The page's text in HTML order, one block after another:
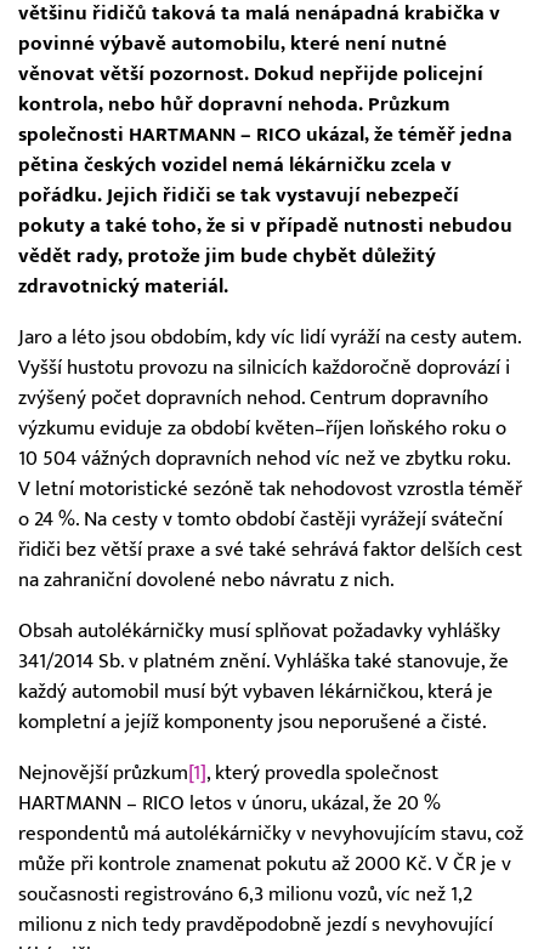
většinu řidičů taková ta malá nenápadná krabička v
povinné výbavě automobilu, které není nutné
věnovat větší pozornost. Dokud nepřijde policejní
kontrola, nebo hůř dopravní nehoda. Průzkum
společnosti HARTMANN – RICO ukázal, že téměř jedna
pětina českých vozidel nemá lékárničku zcela v
pořádku. Jejich řidiči se tak vystavují nebezpečí
pokuty a také toho, že si v případě nutnosti nebudou
vědět rady, protože jim bude chybět důležitý
zdravotnický materiál.
Jaro a léto jsou obdobím, kdy víc lidí vyráží na cesty autem.
Vyšší hustotu provozu na silnicích každoročně doprovází i
zvýšený počet dopravních nehod. Centrum dopravního
výzkumu eviduje za období květen–říjen loňského roku o
10 504 vážných dopravních nehod víc než ve zbytku roku.
V letní motoristické sezóně tak nehodovost vzrostla téměř
o 24 %. Na cesty v tomto období častěji vyrážejí sváteční
řidiči bez větší praxe a své také sehrává faktor delších cest
na zahraniční dovolené nebo návratu z nich.
Obsah autolékárničky musí splňovat požadavky vyhlášky
341/2014 Sb. v platném znění. Vyhláška také stanovuje, že
každý automobil musí být vybaven lékárničkou, která je
kompletní a jejíž komponenty jsou neporušené a čisté.
Nejnovější průzkum[1], který provedla společnost
HARTMANN – RICO letos v únoru, ukázal, že 20 %
respondentů má autolékárničky v nevyhovujícím stavu, což
může při kontrole znamenat pokutu až 2000 Kč. V ČR je v
současnosti registrováno 6,3 milionu vozů, víc než 1,2
milionu z nich tedy pravděpodobně jezdí s nevyhovující